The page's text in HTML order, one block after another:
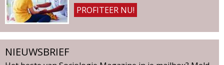
a
z
i
n
e
PROFITEER NU!
NIEUWSBRIEF